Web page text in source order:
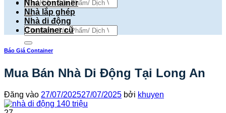
kiếm:
Tìm
kiếm:
Nhà container
Nhà lắp ghép
Nhà di động
Container cũ
Báo Giá Container
Mua Bán Nhà Di Động Tại Long An
Đăng vào 27/07/202527/07/2025 bởi khuyen